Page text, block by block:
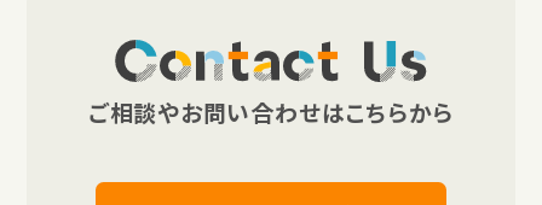
Contact Us
ご相談やお問い合わせはこちらから